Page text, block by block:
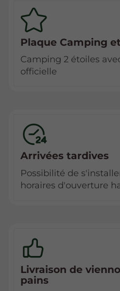
Plaque Camping
Camping 2 étoiles
officielle
Arrivées tardives
Possibilité de
horaires d'ouverture
Livraison de
pains